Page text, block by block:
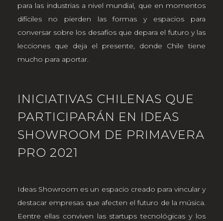
para las industrias a nivel mundial, que en momentos
difíciles no pierden las formas y espacios para
conversar sobre los desafíos que depara el futuro y las
lecciones que deja el presente, donde Chile tiene
mucho para aportar.
INICIATIVAS CHILENAS QUE
PARTICIPARÁN EN IDEAS
SHOWROOM DE PRIMAVERA
PRO 2021
Ideas Showroom es un espacio creado para vincular y
destacar empresas que afecten el futuro de la música.
Eentre ellas conviven las startups tecnológicas y los